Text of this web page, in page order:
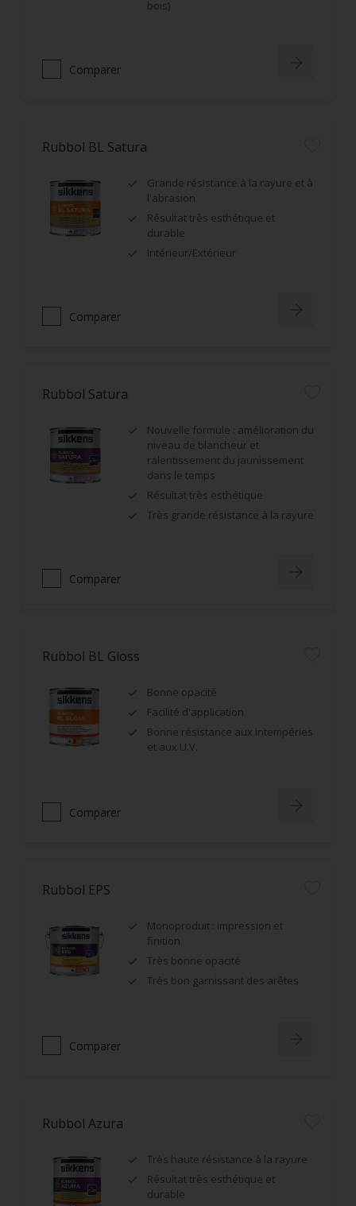
bois)
Comparer
Rubbol BL Satura
Grande résistance à la rayure et à
l'abrasion
Résultat très esthétique et
durable
Intérieur/Extérieur
Comparer
Rubbol Satura
Nouvelle formule : amélioration du
niveau de blancheur et
ralentissement du jaunissement
dans le temps
Résultat très esthétique
Très grande résistance à la rayure
Comparer
Rubbol BL Gloss
Bonne opacité
Facilité d'application
Bonne résistance aux intempéries
et aux U.V.
Comparer
Rubbol EPS
Monoproduit : impression et
finition
Très bonne opacité
Très bon garnissant des arêtes
Comparer
Rubbol Azura
Très haute résistance à la rayure
Résultat très esthétique et
durable